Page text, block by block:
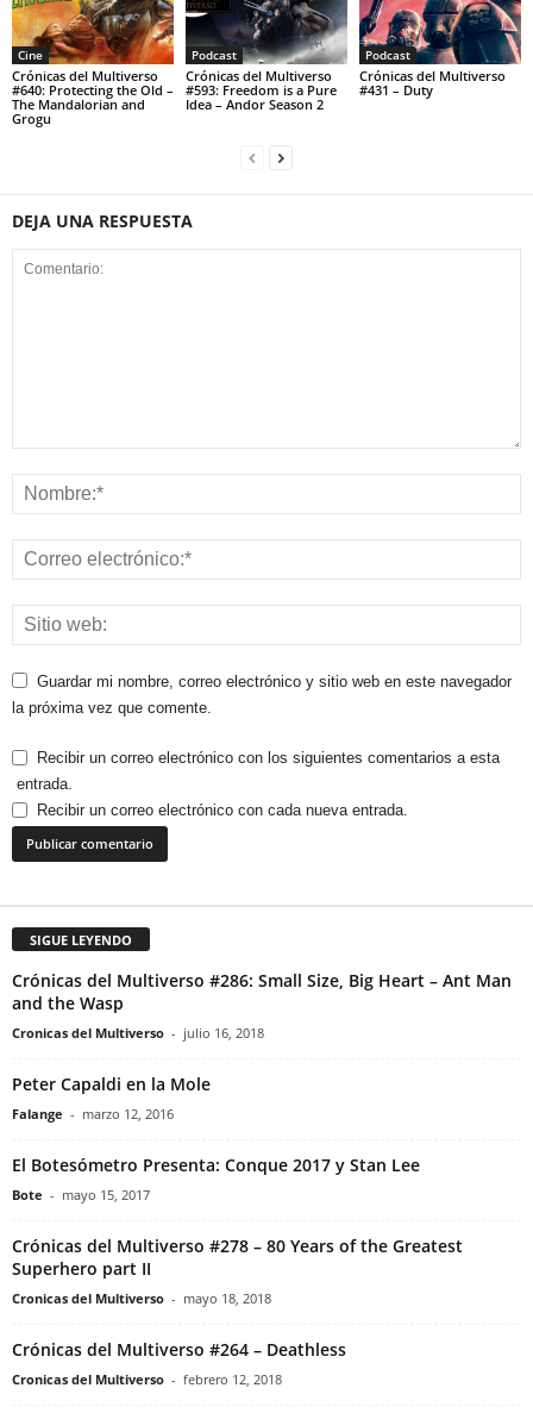
Cine
Crónicas del Multiverso
#640: Protecting the Old –
The Mandalorian and
Grogu
Podcast
Crónicas del Multiverso
#593: Freedom is a Pure
Idea – Andor Season 2
Podcast
Crónicas del Multiverso
#431 – Duty
DEJA UNA RESPUESTA
Guardar mi nombre, correo electrónico y sitio web en este navegador
la próxima vez que comente.
Recibir un correo electrónico con los siguientes comentarios a esta
entrada.
Recibir un correo electrónico con cada nueva entrada.
SIGUE LEYENDO
Crónicas del Multiverso #286: Small Size, Big Heart – Ant Man
and the Wasp
Cronicas del Multiverso - julio 16, 2018
Peter Capaldi en la Mole
Falange - marzo 12, 2016
El Botesómetro Presenta: Conque 2017 y Stan Lee
Bote - mayo 15, 2017
Crónicas del Multiverso #278 – 80 Years of the Greatest
Superhero part II
Cronicas del Multiverso - mayo 18, 2018
Crónicas del Multiverso #264 – Deathless
Cronicas del Multiverso - febrero 12, 2018